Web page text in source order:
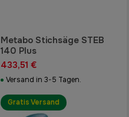
Metabo Stichsäge STEB
140 Plus
433,51 €
Versand in 3-5 Tagen.
Gratis Versand